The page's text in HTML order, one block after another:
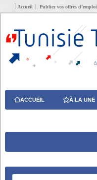
Accueil Publiez vos offres d’emploi
ACCUEIL À LA UNE